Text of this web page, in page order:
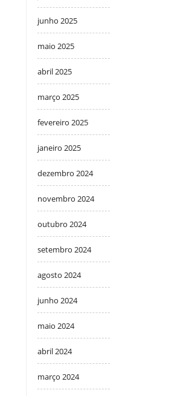
junho 2025
maio 2025
abril 2025
março 2025
fevereiro 2025
janeiro 2025
dezembro 2024
novembro 2024
outubro 2024
setembro 2024
agosto 2024
junho 2024
maio 2024
abril 2024
março 2024